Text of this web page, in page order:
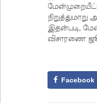
இதன்படி,
விசாரணை
Facebook